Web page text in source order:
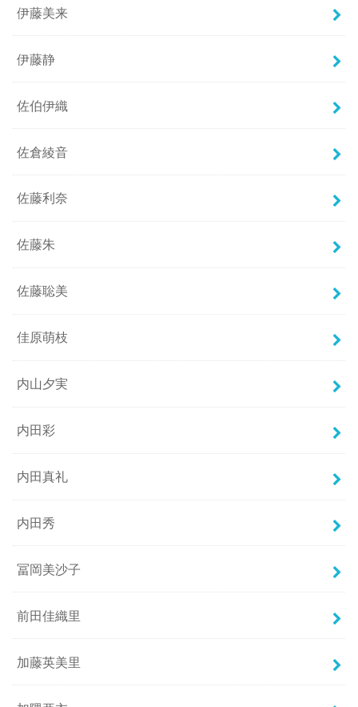
伊藤美来
伊藤静
佐伯伊織
佐倉綾音
佐藤利奈
佐藤朱
佐藤聡美
佳原萌枝
内山夕実
内田彩
内田真礼
内田秀
冨岡美沙子
前田佳織里
加藤英美里